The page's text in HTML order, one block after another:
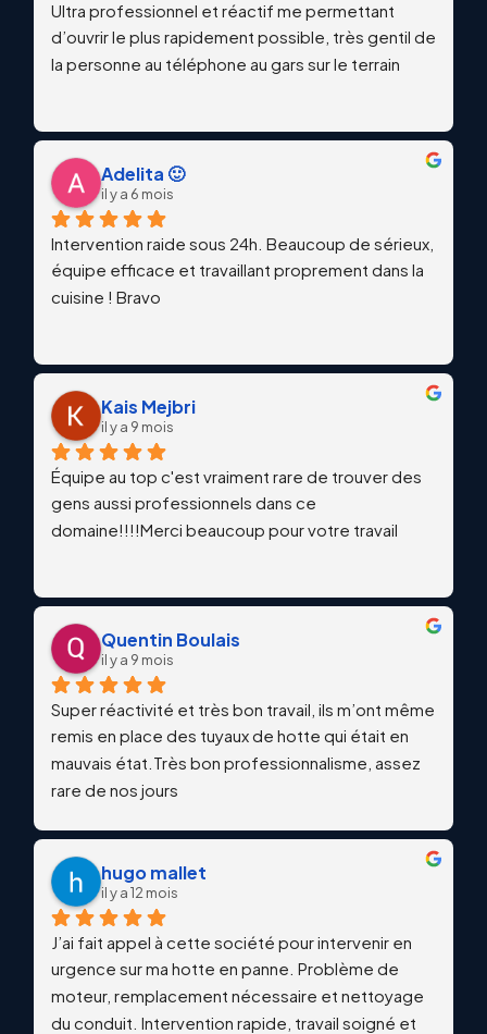
Ultra professionnel et réactif me permettant
d’ouvrir le plus rapidement possible, très gentil de
la personne au téléphone au gars sur le terrain
Adelita 🙂
il y a 6 mois
Intervention raide sous 24h. Beaucoup de sérieux,
équipe efficace et travaillant proprement dans la
cuisine ! Bravo
Kais Mejbri
il y a 9 mois
Équipe au top c'est vraiment rare de trouver des
gens aussi professionnels dans ce
domaine!!!!Merci beaucoup pour votre travail
Quentin Boulais
il y a 9 mois
Super réactivité et très bon travail, ils m’ont même
remis en place des tuyaux de hotte qui était en
mauvais état.Très bon professionnalisme, assez
rare de nos jours
hugo mallet
il y a 12 mois
J’ai fait appel à cette société pour intervenir en
urgence sur ma hotte en panne. Problème de
moteur, remplacement nécessaire et nettoyage
du conduit. Intervention rapide, travail soigné et